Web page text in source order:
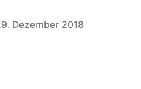
Dezember 2018